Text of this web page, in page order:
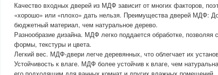
Качество входных дверей из МДФ зависит от многих факторов,
«хорошо» или «плохо» дать нельзя. Преимущества дверей МДФ:
бюджетный материал, чем натуральное дерево.
Разнообразие дизайна. МДФ легко поддается обработке, позволяя
формы, текстуры и цвета.
Легкий вес. МДФ-двери легче деревянных, что облегчает их
Устойчивость к влаге. МДФ более устойчив к влаге, чем